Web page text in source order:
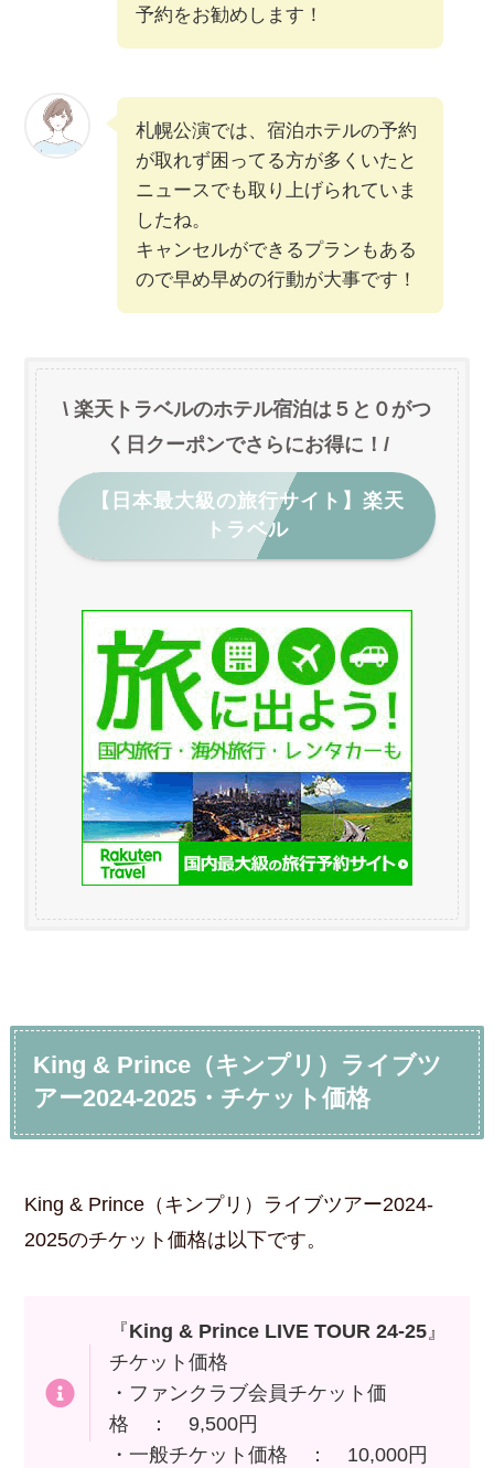
予約をお勧めします！
札幌公演では、宿泊ホテルの予約
が取れず困ってる方が多くいたと
ニュースでも取り上げられていま
したね。
キャンセルができるプランもある
ので早め早めの行動が大事です！
\ 楽天トラベルのホテル宿泊は５と０がつ
く日クーポンでさらにお得に！/
【日本最大級の旅行サイト】楽天
トラベル
King & Prince（キンプリ）ライブツ
アー2024-2025・チケット価格
King & Prince（キンプリ）ライブツアー2024-
2025のチケット価格は以下です。
『King & Prince LIVE TOUR 24-25』
チケット価格
・ファンクラブ会員チケット価
格 ： 9,500円
・一般チケット価格 ： 10,000円